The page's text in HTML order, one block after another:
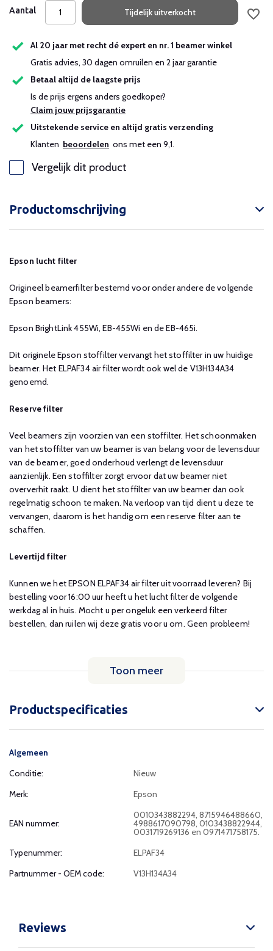
Aantal Tijdelijk uitverkocht
Al 20 jaar met recht dé expert en nr. 1 beamer winkel
Gratis advies, 30 dagen omruilen en 2 jaar garantie
Betaal altijd de laagste prijs
Is de prijs ergens anders goedkoper?
Claim jouw prijsgarantie
Uitstekende service en altijd gratis verzending
Klanten beoordelen ons met een 9,1.
Vergelijk dit product
Productomschrijving
Epson lucht filter
Origineel beamerfilter bestemd voor onder andere de volgende
Epson beamers:
Epson BrightLink 455Wi, EB-455Wi en de EB-465i.
Dit originele Epson stoffilter vervangt het stoffilter in uw huidige
beamer. Het ELPAF34 air filter wordt ook wel de V13H134A34
genoemd.
Reserve filter
Veel beamers zijn voorzien van een stoffilter. Het schoonmaken
van het stoffilter van uw beamer is van belang voor de levensduur
van de beamer, goed onderhoud verlengt de levensduur
aanzienlijk. Een stoffilter zorgt ervoor dat uw beamer niet
oververhit raakt. U dient het stoffilter van uw beamer dan ook
regelmatig schoon te maken. Na verloop van tijd dient u deze te
vervangen, daarom is het handig om een reserve filter aan te
schaffen.
Levertijd filter
Kunnen we het EPSON ELPAF34 air filter uit voorraad leveren? Bij
bestelling voor 16:00 uur heeft u het lucht filter de volgende
werkdag al in huis. Mocht u per ongeluk een verkeerd filter
bestellen, dan ruilen wij deze gratis voor u om. Geen probleem!
Toon meer
Productspecificaties
Algemeen
Conditie:
Nieuw
Merk:
Epson
EAN nummer:
0010343882294, 8715946488660,
4988617090798, 0103438822944,
0031719269136 en 0971471758175.
Typenummer:
ELPAF34
Partnummer - OEM code:
V13H134A34
Reviews